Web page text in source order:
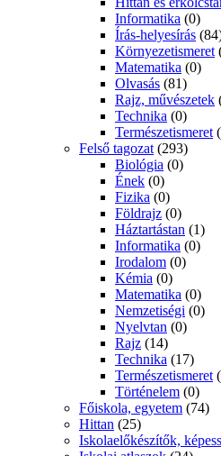
Informatika (0)
Írás-helyesírás
Környezetismeret
Matematika (0)
Olvasás (81)
Rajz, művészetek
Technika (0)
Természetismeret
Felső tagozat (293)
Biológia (0)
Ének (0)
Fizika (0)
Földrajz (0)
Háztartástan (1)
Informatika (0)
Irodalom (0)
Kémia (0)
Matematika (0)
Nemzetiségi (0)
Nyelvtan (0)
Rajz (14)
Technika (17)
Természetismeret
Történelem (0)
Főiskola, egyetem (74)
Hittan (25)
Iskolaelőkészítők,